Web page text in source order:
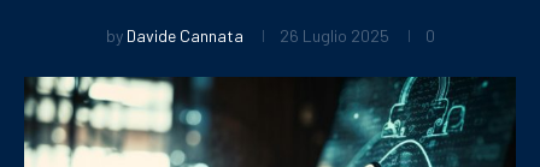
by Davide Cannata 26 Luglio 2025 0